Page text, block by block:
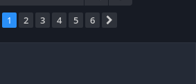
1 2 3 4 5 6